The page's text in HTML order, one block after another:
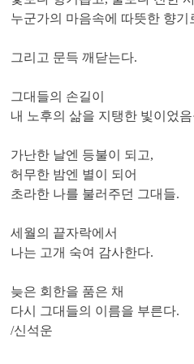
누군가의 마음속에 따뜻한 향
그리고 문득 깨닫는다.
그대들의 손길이
내 노후의 삶을 지탱한 빛이었
가난한 날엔 등불이 되고,
허무한 밤엔 별이 되어
초라한 나를 불러주던 그대들.
세월의 끝자락에서
나는 고개 숙여 감사한다.
늦은 회한을 품은 채
다시 그대들의 이름을 부른다.
/신석운